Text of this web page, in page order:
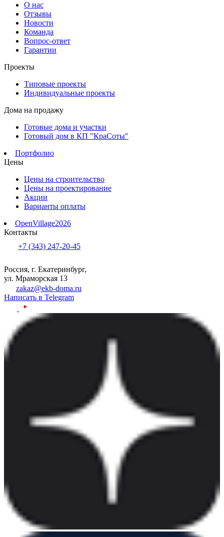
О нас
Отзывы
Новости
Команда
Вопрос-ответ
Гарантии
Проекты
Типовые проекты
Индивидуальные проекты
Дома на продажу
Готовые дома и участки
Готовый дом в КП "КраСоты"
Портфолио
Цены
Цены на строительство
Цены на проектирование
Акции
Варианты оплаты
OpenVillage2026
Контакты
+7 (343) 247-20-45
Россия, г. Екатеринбург,
ул. Мраморская 13
zakaz@ekb-doma.ru
Написать в Telegram